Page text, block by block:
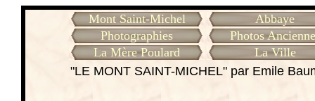
Mont Saint-Michel
Abbaye
Photographies
Photos
La Mère Poulard
La Ville
"LE MONT SAINT-MICHEL" par Emile